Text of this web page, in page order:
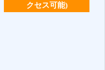
クセス可能)